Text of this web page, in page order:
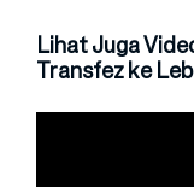
Lihat Juga
Transfez ke